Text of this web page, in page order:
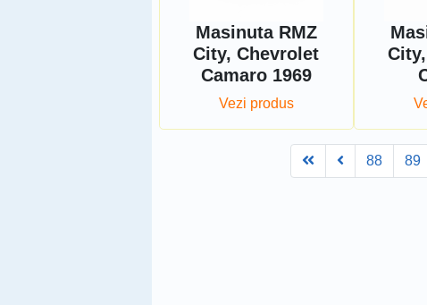
Masinuta RMZ
City, Chevrolet
Camaro 1969
Vezi produs
FirstPrev88 89